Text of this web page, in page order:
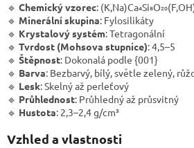
🔹 Chemický vzorec:
🔹 Minerální skupina: Fylosilikáty
🔹 Krystalový systém: Tetragonální
🔹 Tvrdost (Mohsova stupnice): 4,5–5
🔹 Štěpnost: Dokonalá podle {001}
🔹 Barva: Bezbarvý, bílý, světle zelený,
🔹 Lesk: Skelný až perleťový
🔹 Průhlednost: Průhledný až průsvitný
🔹 Hustota: 2,3–2,4 g/cm³
Vzhled a vlastnosti